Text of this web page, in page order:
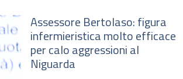
Assessore Bertolaso: figura
infermieristica molto efficace
per calo aggressioni al
Niguarda